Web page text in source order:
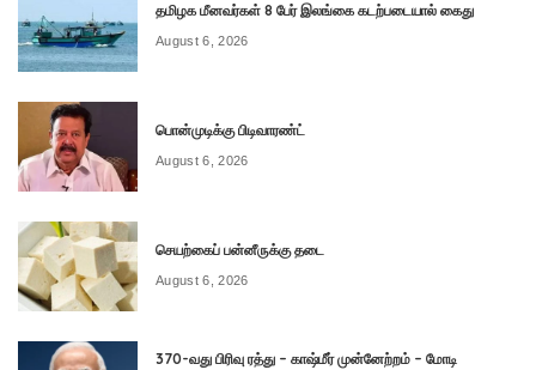
தமிழக மீனவர்கள் 8 பேர் இலங்கை கடற்படையால் கைது
August 6, 2026
பொன்முடிக்கு பிடிவாரண்ட்
August 6, 2026
செயற்கைப் பன்னீருக்கு தடை
August 6, 2026
370-வது பிரிவு ரத்து – காஷ்மீர் முன்னேற்றம் – மோடி